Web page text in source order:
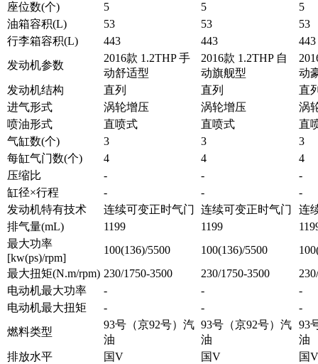
座位数(个)
5 5
5
油箱容积(L)
53 53
53
行李箱容积(L)
443 443
443
发动机参数
2016款 1.2THP 手
动舒适型
2016款 1.2THP 自
动旗舰型
动
发动机结构
直列 直列
直
进气形式
涡轮增压 涡轮增压
涡
喷油形式
直喷式 直喷式
直
气缸数(个)
3 3
3
每缸气门数(个)
4 4
4
压缩比
- -
-
缸径×行程
- -
-
发动机特有技术
连续可变正时气门 连续可变正时气门
连
排气量(mL)
1199 1199
最大功率
[kw(ps)/rpm]
100(136)/5500 100(136)/5500
最大扭矩(N.m/rpm) 230/1750-3500 230/1750-3500
电动机最大功率
- -
-
电动机最大扭矩
- -
-
燃料类型
93号（京92号）汽
油
93号（京92号）汽
油
93
油
排放水平
国V 国V
国V